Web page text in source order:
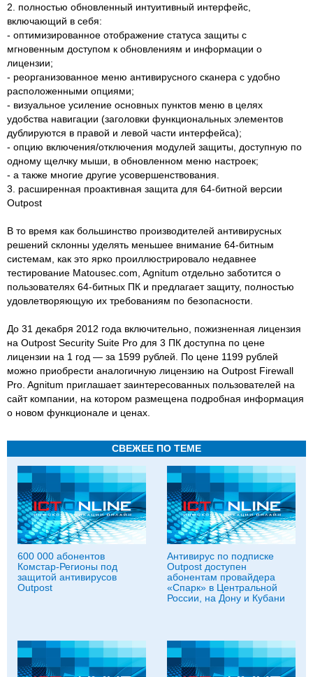
2. полностью обновленный интуитивный интерфейс,
включающий в себя:
- оптимизированное отображение статуса защиты с
мгновенным доступом к обновлениям и информации о
лицензии;
- реорганизованное меню антивирусного сканера с удобно
расположенными опциями;
- визуальное усиление основных пунктов меню в целях
удобства навигации (заголовки функциональных элементов
дублируются в правой и левой части интерфейса);
- опцию включения/отключения модулей защиты, доступную по
одному щелчку мыши, в обновленном меню настроек;
- а также многие другие усовершенствования.
3. расширенная проактивная защита для 64-битной версии
Outpost
В то время как большинство производителей антивирусных
решений склонны уделять меньшее внимание 64-битным
системам, как это ярко проиллюстрировало недавнее
тестирование Matousec.com, Agnitum отдельно заботится о
пользователях 64-битных ПК и предлагает защиту, полностью
удовлетворяющую их требованиям по безопасности.
До 31 декабря 2012 года включительно, пожизненная лицензия
на Outpost Security Suite Pro для 3 ПК доступна по цене
лицензии на 1 год — за 1599 рублей. По цене 1199 рублей
можно приобрести аналогичную лицензию на Outpost Firewall
Pro. Agnitum приглашает заинтересованных пользователей на
сайт компании, на котором размещена подробная информация
о новом функционале и ценах.
СВЕЖЕЕ ПО ТЕМЕ
600 000 абонентов
Комстар-Регионы под
защитой антивирусов
Outpost
Антивирус по подписке
Outpost доступен
абонентам провайдера
«Спарк» в Центральной
России, на Дону и Кубани